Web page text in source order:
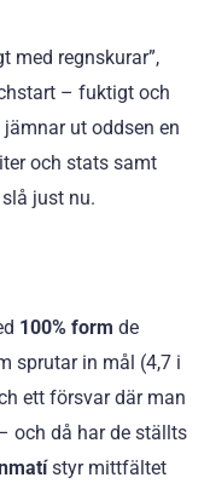
med regnskurar”,
– fuktigt och
ut oddsen en
och stats samt
just nu.
100% form de
sprutar in mål (4,7 i
ett försvar där man
och då har de ställts
styr mittfältet